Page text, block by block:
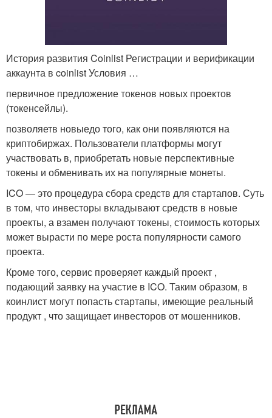
История развития Coinlist Регистрации и верификации
аккаунта в coinlist Условия …
первичное предложение токенов новых проектов
(токенсейлы).
позволяетв новыедо того, как они появляются на
криптобиржах. Пользователи платформы могут
участвовать в, приобретать новые перспективные
токены и обменивать их на популярные монеты.
ICO — это процедура сбора средств для стартапов. Суть
в том, что инвесторы вкладывают средств в новые
проекты, а взамен получают токены, стоимость которых
может вырасти по мере роста популярности самого
проекта.
Кроме того, сервис проверяет каждый проект ,
подающий заявку на участие в ICO. Таким образом, в
коинлист могут попасть стартапы, имеющие реальный
продукт , что защищает инвесторов от мошенников.